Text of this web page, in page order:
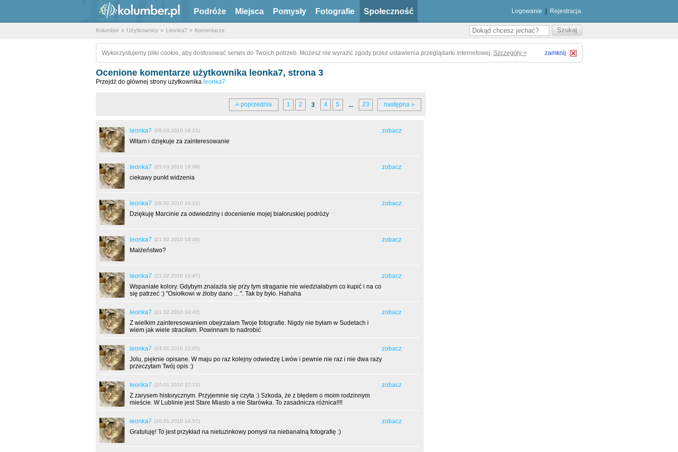
Podróże Miejsca Pomysły Fotografie Społeczność Logowanie Rejestracja
Kolumber Użytkownicy Leonka7 Komentarze
Wykorzystujemy pliki cookie, aby dostosować serwis do Twoich potrzeb. Możesz nie wyrazić zgody przez ustawienia przeglądarki internetowej. Szczegóły > zamknij
Ocenione komentarze użytkownika leonka7, strona 3
Przejdź do głównej strony użytkownika leonka7
« poprzednia 1 2 3 4 5 ... 23 następna »
leonka7 (05.03.2010 18:21)
Witam i dziękuje za zainteresowanie
zobacz
leonka7 (05.03.2010 18:09)
ciekawy punkt widzenia
zobacz
leonka7 (28.02.2010 14:21)
Dziękuję Marcinie za odwiedziny i docenienie mojej białoruskiej podróży
zobacz
leonka7 (21.02.2010 14:49)
Małżeństwo?
zobacz
leonka7 (21.02.2010 14:47)
Wspaniałe kolory. Gdybym znalazła się przy tym straganie nie wiedziałabym co kupić i na co
się patrzeć :) "Osiołkowi w żłoby dano ... ". Tak by było. Hahaha
zobacz
leonka7 (21.02.2010 14:43)
Z wielkim zainteresowaniem obejrzałam Twoje fotografie. Nigdy nie byłam w Sudetach i
wiem jak wiele straciłam. Powinnam to nadrobić
zobacz
leonka7 (24.01.2010 13:05)
Jolu, pięknie opisane. W maju po raz kolejny odwiedzę Lwów i pewnie nie raz i nie dwa razy
przeczytam Twój opis :)
zobacz
leonka7 (10.01.2010 17:13)
Z zarysem historycznym. Przyjemnie się czyta :) Szkoda, że z błędem o moim rodzinnym
mieście. W Lublinie jest Stare Miasto a nie Starówka. To zasadnicza różnica!!!!
zobacz
leonka7 (10.01.2010 14:57)
Gratuluję! To jest przykład na nietuzinkowy pomysł na niebanalną fotografię :)
zobacz